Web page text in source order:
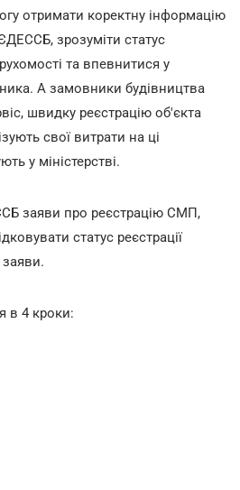
отримати коректну інформацію
зрозуміти статус
та впевнитися у
А замовники будівництва
швидку реєстрацію об'єкта
свої витрати на ці
у міністерстві.
заяви про реєстрацію СМП,
статус реєстрації
в 4 кроки: